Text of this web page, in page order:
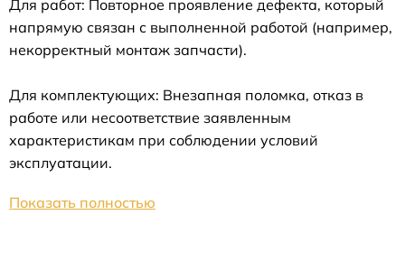
Для работ: Повторное проявление дефекта, который
напрямую связан с выполненной работой (например,
некорректный монтаж запчасти).
Для комплектующих: Внезапная поломка, отказ в
работе или несоответствие заявленным
характеристикам при соблюдении условий
эксплуатации.
Показать полностью